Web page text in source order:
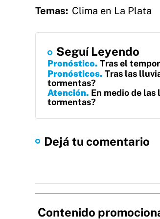
Temas: Clima en La Plata
Seguí Leyendo
Pronóstico Tras el
Pronósticos Tras las
tormentas?
Atención En medio de las
tormentas?
Dejá tu comentario